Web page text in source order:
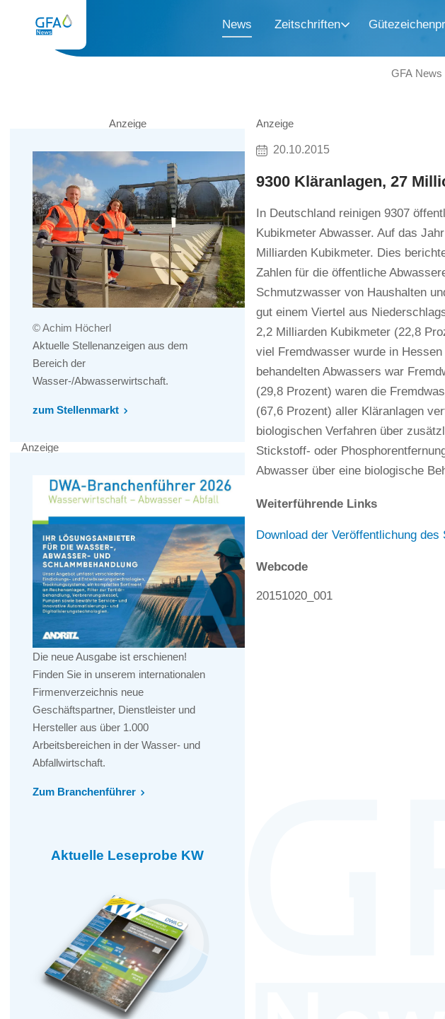
News Zeitschriften
GFA News
Anzeige
20.10.2015
9300 Kläranlagen, 27
In Deutschland reinigen 9307
Kubikmeter Abwasser. Auf das
Milliarden Kubikmeter. Dies
Zahlen für die öffentliche
Schmutzwasser von Haushalten
gut einem Viertel aus
2,2 Milliarden Kubikmeter (22,8
viel Fremdwasser wurde in
behandelten Abwassers war
(29,8 Prozent) waren die
(67,6 Prozent) aller Kläranlagen
biologischen Verfahren über
Stickstoff- oder
Abwasser über eine biologische
Weiterführende Links
Download der Veröffentlichung
Webcode
20151020_001
Anzeige
© Achim Höcherl
Aktuelle Stellenanzeigen aus dem
Bereich der
Wasser-/Abwasserwirtschaft.
zum Stellenmarkt
Anzeige
Die neue Ausgabe ist erschienen!
Finden Sie in unserem internationalen
Firmenverzeichnis neue
Geschäftspartner, Dienstleister und
Hersteller aus über 1.000
Arbeitsbereichen in der Wasser- und
Abfallwirtschaft.
Zum Branchenführer
Aktuelle Leseprobe KW